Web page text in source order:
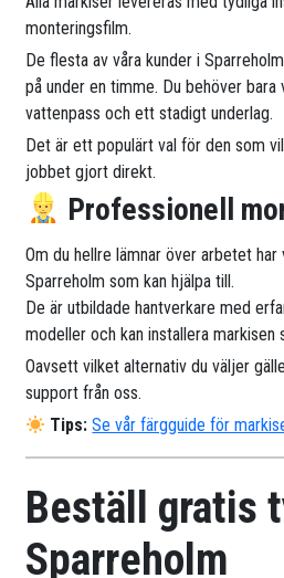
monteringsfilm.
De flesta av våra kunder i
på under en timme. Du behöver bara
vattenpass och ett stadigt underlag.
Det är ett populärt val för den som
jobbet gjort direkt.
Professionell
Om du hellre lämnar över arbetet har
Sparreholm som kan hjälpa till.
De är utbildade hantverkare med
modeller och kan installera markisen
Oavsett vilket alternativ du väljer
support från oss.
Tips: Se vår färgguide för
Beställ gratis
Sparreholm